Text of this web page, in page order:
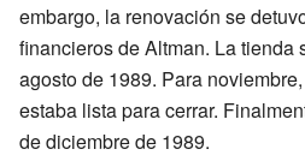
embargo, la renovación se
financieros de Altman. La tienda
agosto de 1989. Para
estaba lista para cerrar.
de diciembre de 1989.